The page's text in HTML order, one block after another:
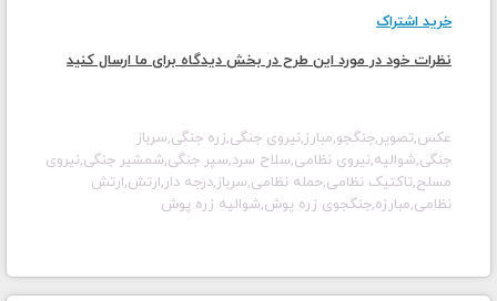
خرید اشتراک
نظرات خود در مورد این طرح در بخش دیدگاه برای ما ارسال کنید
عکس,تصویر,جنگجو,مبارز,نیروی جنگی,زره جنگی,سرباز
جنگی,شوالیه,نیروی نظامی,سلاح سرد,سپر جنگی,شمشیر جنگی,نیروی
مسلح,تاکتیک نظامی,حمله نظامی,سرباز,درجه دار,ارتش,ارتش
نظامی,مبارزه,جنگجوی زره پوش,شوالیه زره پوش